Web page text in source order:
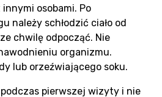
innymi osobami. Po
należy schłodzić ciało od
chwilę odpocząć. Nie
organizmu.
lub orzeźwiającego soku.
pierwszej wizyty i nie